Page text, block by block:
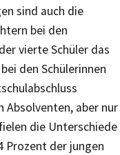
sind auch die
bei den
vierte Schüler das
den Schülerinnen
Absolventen, aber nur
die Unterschiede
Prozent der jungen